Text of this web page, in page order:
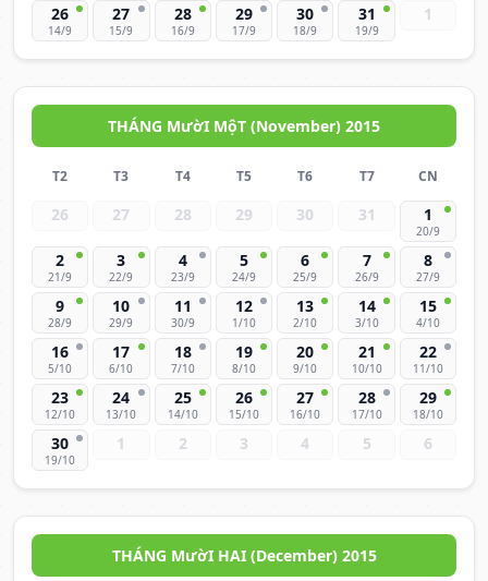
26
14/9
27
15/9
28
16/9
29
17/9
30
18/9
31
19/9
1
THÁNG MườI MộT (November) 2015
T2 T3 T4 T5 T6 T7 CN
26 27 28 29 30 31 1
20/9
2
21/9
3
22/9
4
23/9
5
24/9
6
25/9
7
26/9
8
27/9
9
28/9
10
29/9
11
30/9
12
1/10
13
2/10
14
3/10
15
4/10
16
5/10
17
6/10
18
7/10
19
8/10
20
9/10
21
10/10
22
11/10
23
12/10
24
13/10
25
14/10
26
15/10
27
16/10
28
17/10
29
18/10
30
19/10
1 2 3 4 5 6
THÁNG MườI HAI (December) 2015